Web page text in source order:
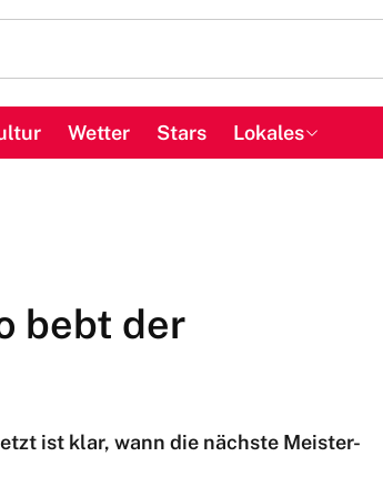
Wetter Stars Lokales
bebt der
ist klar, wann die nächste Meister-